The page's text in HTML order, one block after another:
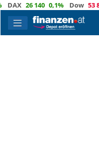
DAX 26 140 0,1% Dow 53